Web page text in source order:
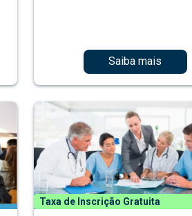
Saiba mais
Taxa de Inscrição Gratuita